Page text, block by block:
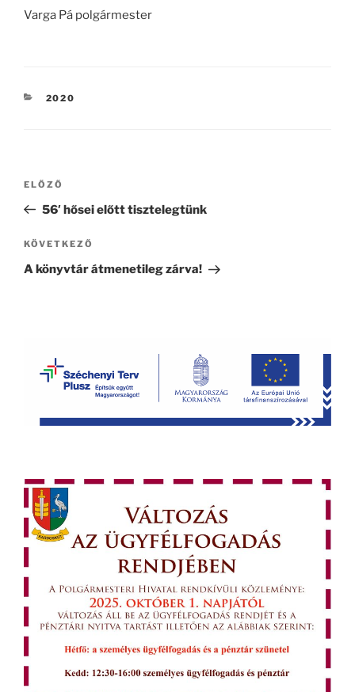
Varga Pá polgármester
KATEGÓRIÁK
2020
Bejegyzés
Korábbi
bejegyzés
ELŐZŐ
56′ hősei előtt tisztelegtünk
Következő
bejegyzés
KÖVETKEZŐ
A könyvtár átmenetileg zárva!